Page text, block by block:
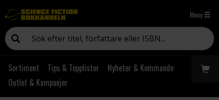
Meny
Sortiment Tips & Topplistor
Nyheter & Kommande
Outlet & Kampanjer